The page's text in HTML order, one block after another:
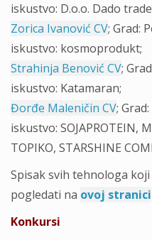
iskustvo: D.o.o. Dado
Zorica Ivanović CV; Grad:
iskustvo: kosmoprodukt;
Strahinja Benović CV;
iskustvo: Katamaran;
Đorđe Maleničin CV;
iskustvo: SOJAPROTEIN,
TOPIKO, STARSHINE
Spisak svih tehnologa
pogledati na ovoj stranici
Konkursi